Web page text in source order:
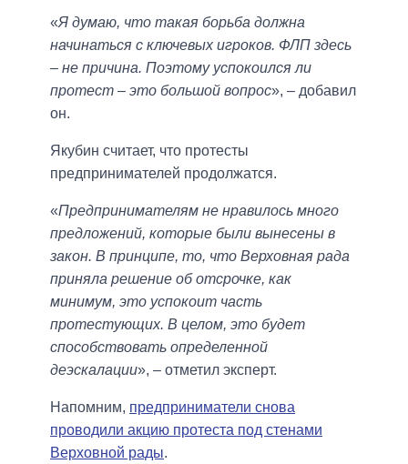
«Я думаю, что такая борьба должна
начинаться с ключевых игроков. ФЛП здесь
‒ не причина. Поэтому успокоился ли
протест ‒ это большой вопрос», ‒ добавил
он.
Якубин считает, что протесты
предпринимателей продолжатся.
«Предпринимателям не нравилось много
предложений, которые были вынесены в
закон. В принципе, то, что Верховная рада
приняла решение об отсрочке, как
минимум, это успокоит часть
протестующих. В целом, это будет
способствовать определенной
деэскалации», ‒ отметил эксперт.
Напомним, предприниматели снова
проводили акцию протеста под стенами
Верховной рады.